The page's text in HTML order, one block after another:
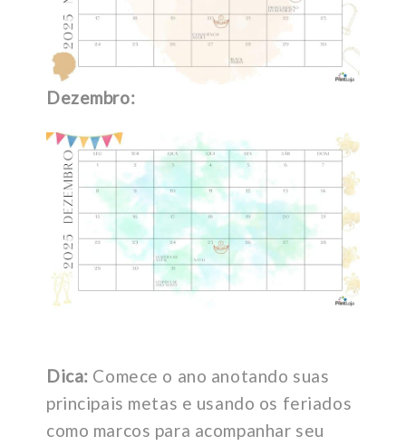
Dezembro:
Dica: Comece o ano anotando suas
principais metas e usando os feriados
como marcos para acompanhar seu